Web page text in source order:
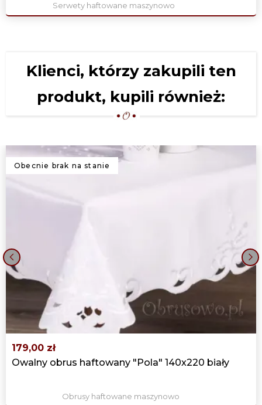
Serwety haftowane maszynowo
Klienci, którzy zakupili ten
produkt, kupili również:
Obecnie brak na stanie
179,00 zł
Owalny obrus haftowany "Pola" 140x220 biały
Obrusy haftowane maszynowo
‹